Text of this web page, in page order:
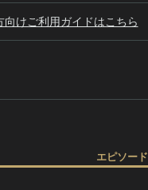
向けご利用ガイドはこちら
エピソード